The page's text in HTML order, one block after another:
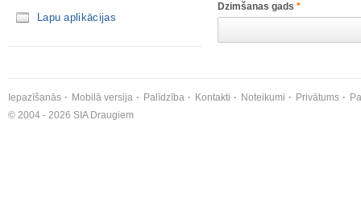
Lapu aplikācijas
Dzimšanas gads *
Iepazīšanās Mobilā versija Palīdzība Kontakti Noteikumi Privātums
© 2004 - 2026 SIA Draugiem